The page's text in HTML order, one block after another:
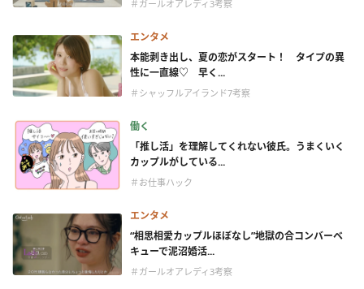
＃ガールオアレディ3考察
エンタメ
本能剥き出し、夏の恋がスタート！ タイプの異
性に一直線♡ 早く...
＃シャッフルアイランド7考察
働く
「推し活」を理解してくれない彼氏。うまくいく
カップルがしている...
＃お仕事ハック
エンタメ
“相思相愛カップルほぼなし”地獄の合コンバーベ
キューで泥沼婚活...
＃ガールオアレディ3考察